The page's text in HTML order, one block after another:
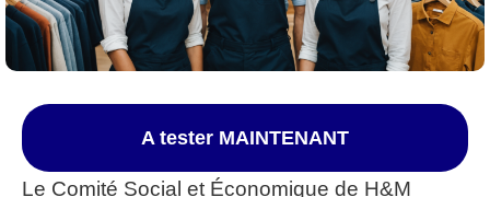
A tester MAINTENANT
Le Comité Social et Économique de H&M